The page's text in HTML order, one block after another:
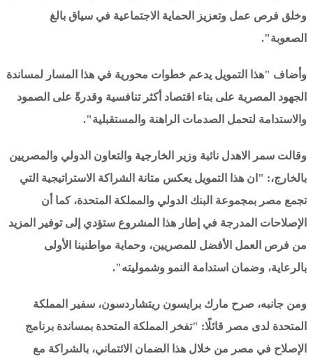
وخلق فرص عمل وتعزيز الحماية الاجتماعية في سياق بالغ
الصعوبة".
وأضاف "هذا التمويل يدعم خطوات محورية في هذا المسار لمساندة
الجهود المصرية على بناء اقتصاد أكثر تنافسية وقدرةً على الصمود
والاستدامة لتحمل الصدمات الراهنة والمستقبلية".
وقالت سمر الاهدل نائبة وزير الخارجية والتعاون الدولي والمصريين
بالخارج،: "ان هذا التمويل يعكس متانة الشراكة الاستراتيجية التي
تجمع مصر بمجموعة البنك الدولي والمملكة المتحدة، كما أن
الإصلاحات المدرجة في إطار هذا المشروع ستؤدي إلى توفير المزيد
من فرص العمل الأفضل للمصريين، وحماية مواطنينا الأولى
بالرعاية، وضمان استدامة النمو وشموليته".
ومن جانبه، صرح مارك برايسون ريتشاردسون، سفير المملكة
المتحدة لدى مصر قائلًا: "تفخر المملكة المتحدة بمساندة برنامج
الإصلاح في مصر من خلال هذا الضمان الائتماني، بالشراكة مع